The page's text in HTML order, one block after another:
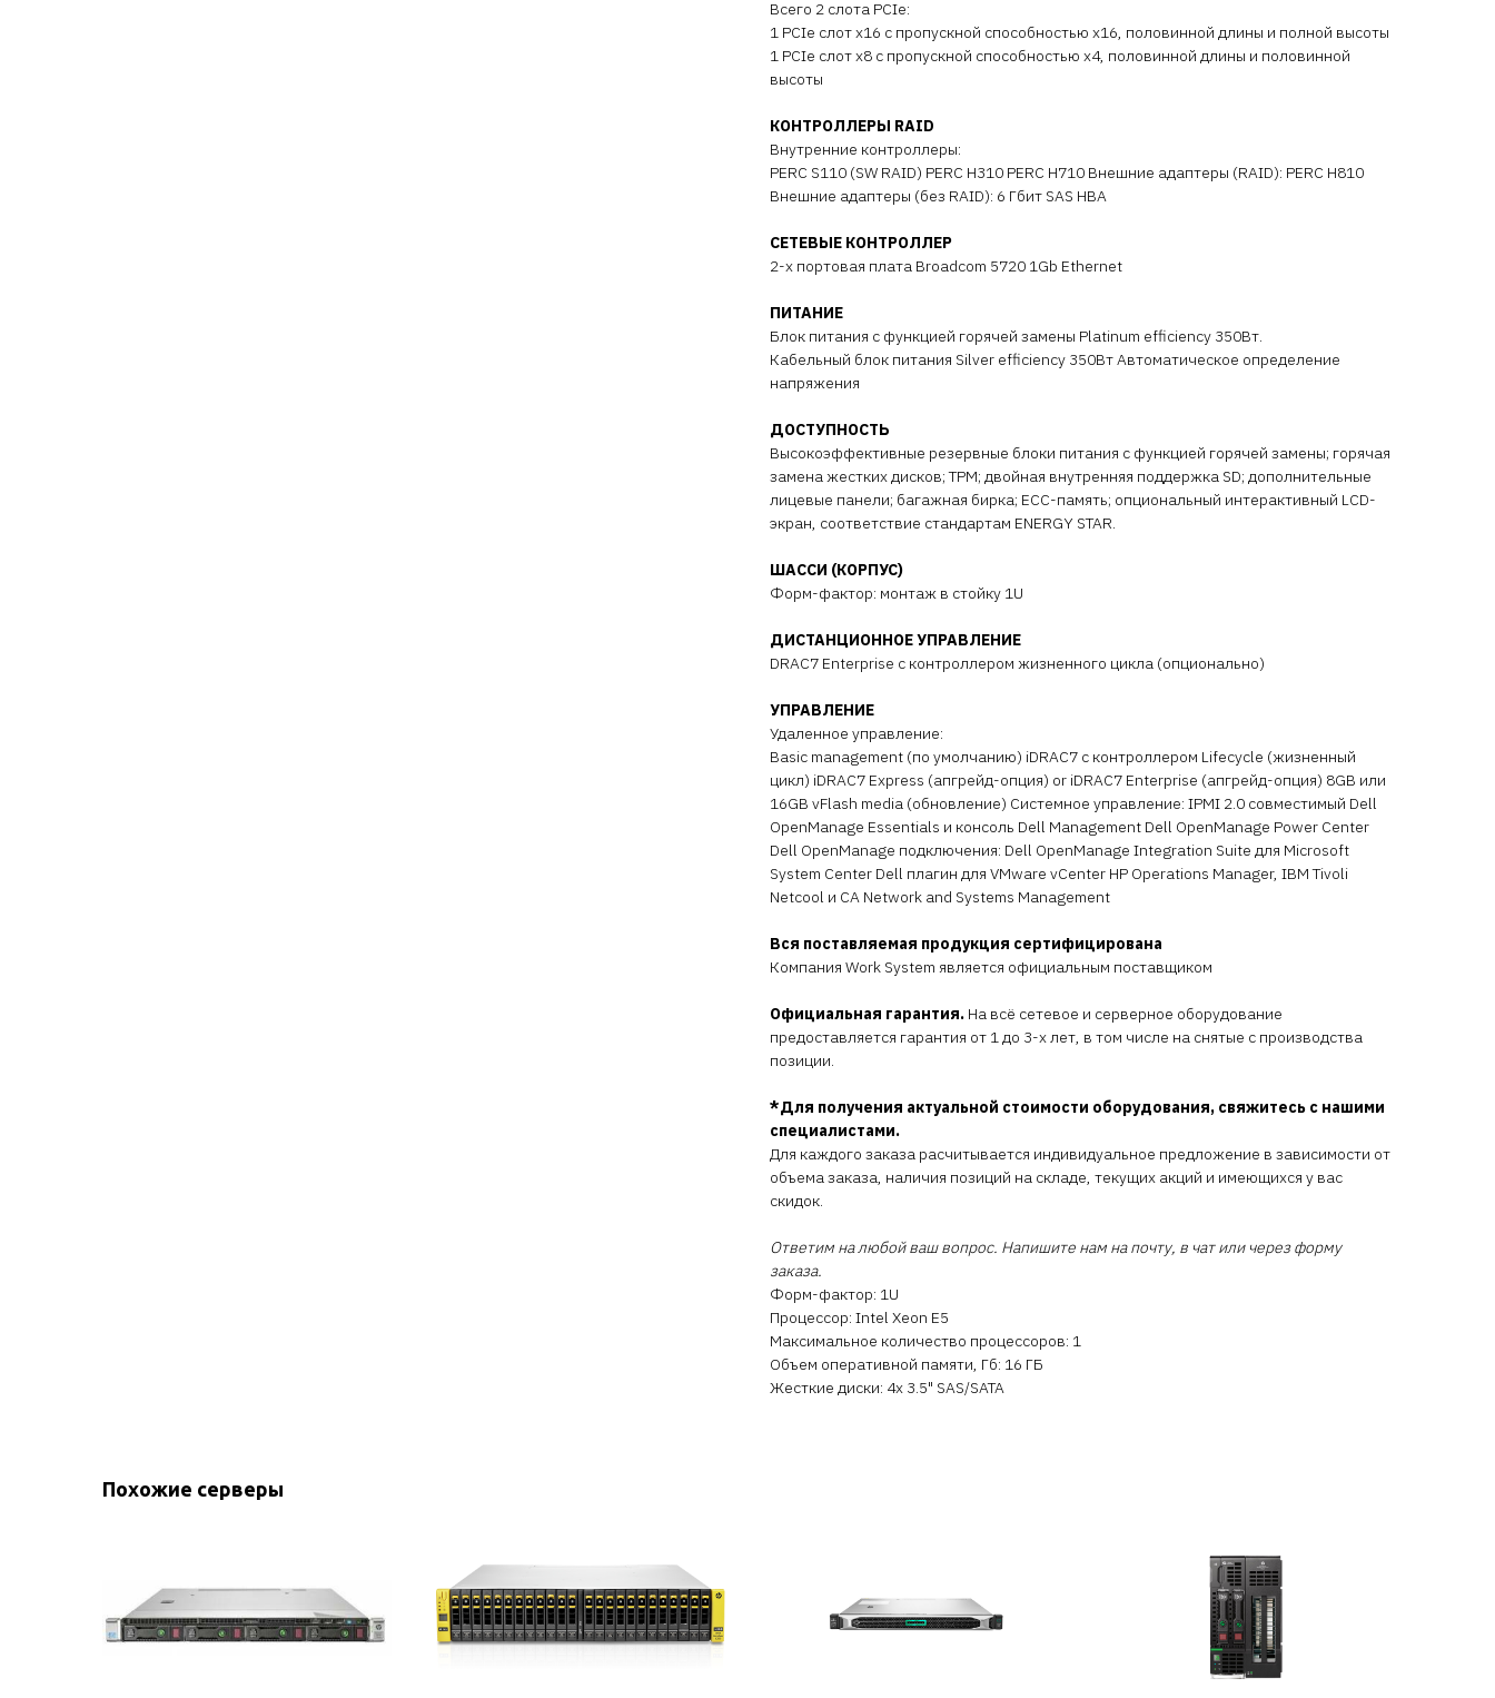
Всего 2 слота PCIe:
1 PCIe слот x16 с пропускной способностью x16, половинной длины и полной высоты
1 PCIe слот x8 с пропускной способностью x4, половинной длины и половинной
высоты
КОНТРОЛЛЕРЫ RAID
Внутренние контроллеры:
PERC S110 (SW RAID) PERC H310 PERC H710 Внешние адаптеры (RAID): PERC H810
Внешние адаптеры (без RAID): 6 Гбит SAS HBA
СЕТЕВЫЕ КОНТРОЛЛЕР
2-x портовая плата Broadcom 5720 1Gb Ethernet
ПИТАНИЕ
Блок питания с функцией горячей замены Platinum efficiency 350Вт.
Кабельный блок питания Silver efficiency 350Вт Автоматическое определение
напряжения
ДОСТУПНОСТЬ
Высокоэффективные резервные блоки питания с функцией горячей замены; горячая
замена жестких дисков; TPM; двойная внутренняя поддержка SD; дополнительные
лицевые панели; багажная бирка; ECC-память; опциональный интерактивный LCD-
экран, соответствие стандартам ENERGY STAR.
ШАССИ (КОРПУС)
Форм-фактор: монтаж в стойку 1U
ДИСТАНЦИОННОЕ УПРАВЛЕНИЕ
DRAC7 Enterprise с контроллером жизненного цикла (опционально)
УПРАВЛЕНИЕ
Удаленное управление:
Basic management (по умолчанию) iDRAC7 с контроллером Lifecycle (жизненный
цикл) iDRAC7 Express (апгрейд-опция) or iDRAC7 Enterprise (апгрейд-опция) 8GB или
16GB vFlash media (обновление) Системное управление: IPMI 2.0 совместимый Dell
OpenManage Essentials и консоль Dell Management Dell OpenManage Power Center
Dell OpenManage подключения: Dell OpenManage Integration Suite для Microsoft
System Center Dell плагин для VMware vCenter HP Operations Manager, IBM Tivoli
Netcool и CA Network and Systems Management
Вся поставляемая продукция сертифицирована
Компания Work System является официальным поставщиком
Официальная гарантия. На всё сетевое и серверное оборудование
предоставляется гарантия от 1 до 3-х лет, в том числе на снятые с производства
позиции.
*Для получения актуальной стоимости оборудования, свяжитесь с нашими
специалистами.
Для каждого заказа расчитывается индивидуальное предложение в зависимости от
объема заказа, наличия позиций на складе, текущих акций и имеющихся у вас
скидок.
Ответим на любой ваш вопрос. Напишите нам на почту, в чат или через форму
заказа.
Форм-фактор: 1U
Процессор: Intel Xeon E5
Максимальное количество процессоров: 1
Объем оперативной памяти, Гб: 16 ГБ
Жесткие диски: 4x 3.5" SAS/SATA
Похожие серверы